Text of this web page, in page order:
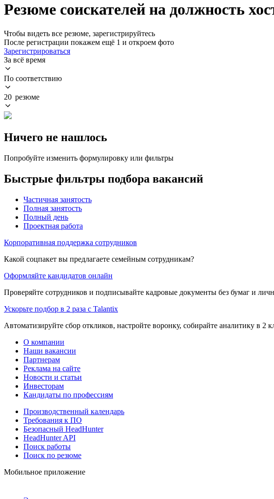
Резюме соискателей на должность
Чтобы видеть все резюме, зарегистрируйтесь
После регистрации покажем ещё 1 и откроем фото
Зарегистрироваться
За всё время
По соответствию
20 резюме
Ничего не нашлось
Попробуйте изменить формулировку или фильтры
Быстрые фильтры подбора вакансий
Частичная занятость
Полная занятость
Полный день
Проектная работа
Корпоративная поддержка сотрудников
Какой соцпакет вы предлагаете семейным сотрудникам?
Оформляйте кандидатов онлайн
Проверяйте сотрудников и подписывайте кадровые документы без бумаг и
Ускорьте подбор в 2 раза с Talantix
Автоматизируйте сбор откликов, настройте воронку, собирайте аналитику в 2
О компании
Наши вакансии
Партнерам
Реклама на сайте
Новости и статьи
Инвесторам
Кандидаты по профессиям
Производственный календарь
Требования к ПО
Безопасный HeadHunter
HeadHunter API
Поиск работы
Поиск по резюме
Мобильное приложение